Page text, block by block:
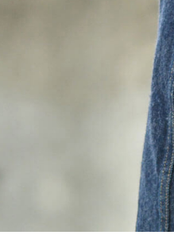
ちょっ
カス
コピ
ふわ
＜スマート
iPhone17 Pro
／
iPhone16 Pro